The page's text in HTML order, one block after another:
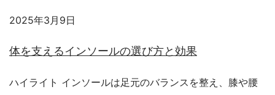
2025年3月9日
体を支えるインソールの選び方と効果
ハイライト インソールは足元のバランスを整え、膝や腰